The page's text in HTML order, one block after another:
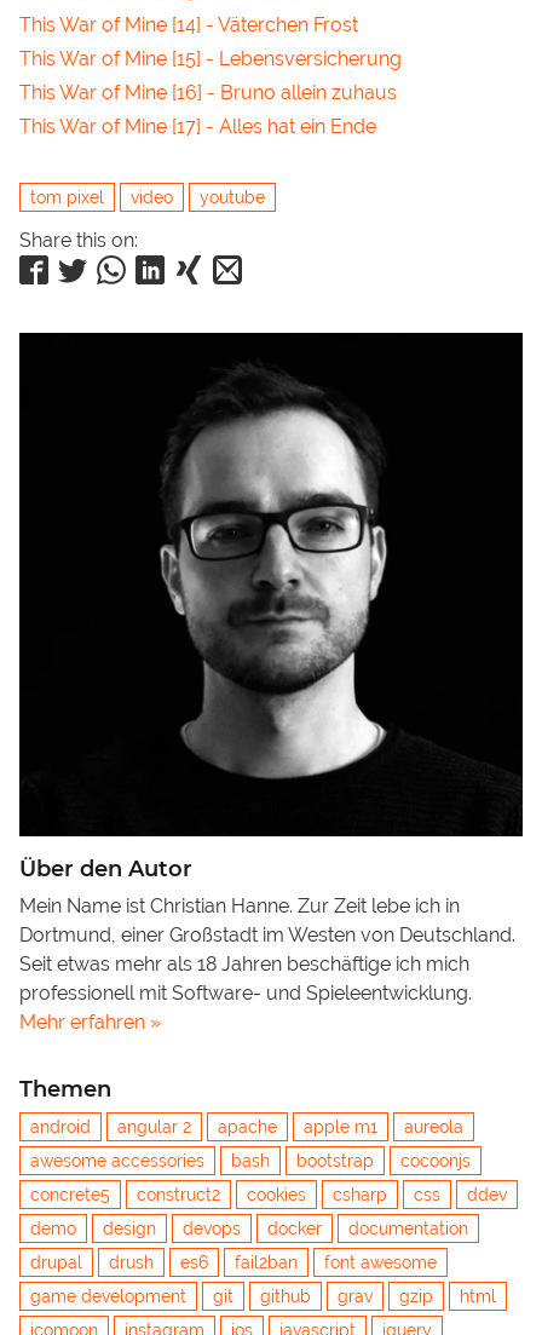
This War of Mine [14] - Väterchen Frost
This War of Mine [15] - Lebensversicherung
This War of Mine [16] - Bruno allein zuhaus
This War of Mine [17] - Alles hat ein Ende
tom pixel video youtube
Share this on:
Über den Autor
Mein Name ist Christian Hanne. Zur Zeit lebe ich in
Dortmund, einer Großstadt im Westen von Deutschland.
Seit etwas mehr als 18 Jahren beschäftige ich mich
professionell mit Software- und Spieleentwicklung.
Mehr erfahren »
Themen
android angular 2 apache apple m1
aureola
awesome accessories
bash bootstrap
cocoonjs
concrete5
construct2 cookies csharp css
ddev
demo
design devops docker
documentation
drupal
drush es6 fail2ban
font awesome
game development
git github grav gzip
html
icomoon
instagram ios javascript jquery